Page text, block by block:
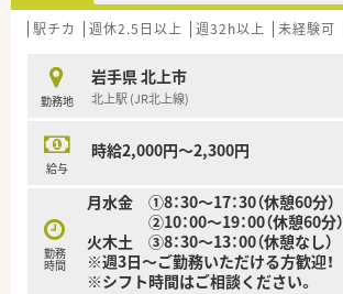
駅チカ 週休2.5日以上 週32h以上 未経験可
勤務地
岩手県 北上市
北上駅 (JR北上線)
給与
時給2,000円～2,300円
勤務
時間
月水金 ①8：30～17：30（休憩60分）
②10：00～19：00（休憩60分）
火木土 ③8：30～13：00（休憩なし）
※週3日～ご勤務いただける方歓迎！
※シフト時間はご相談ください。